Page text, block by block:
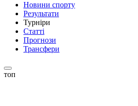
Новини спорту
Результати
Турніри
Статті
Прогнози
Трансфери
топ